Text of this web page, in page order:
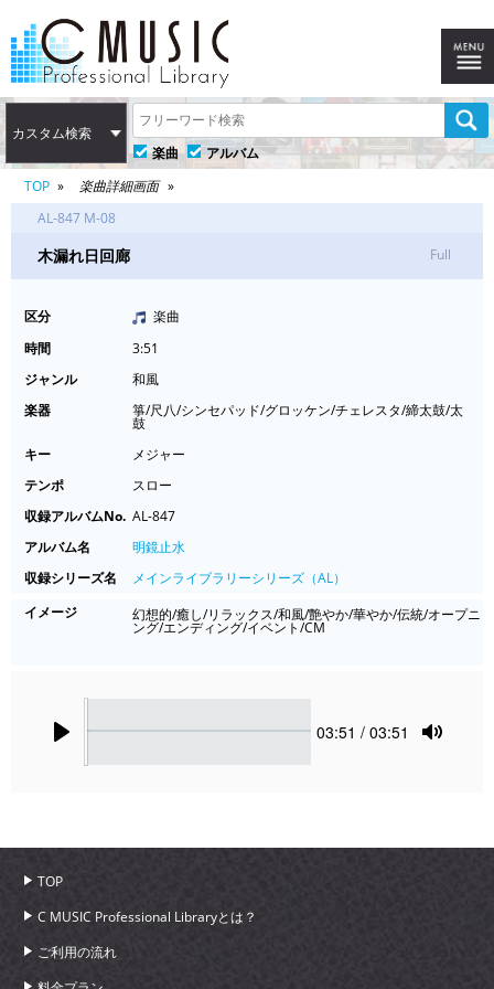
カスタム検索
楽曲
アルバム
TOP
楽曲詳細画面
AL-847 M-08
木漏れ日回廊 Full
区分
楽曲
時間
3:51
ジャンル
和風
楽器
箏/尺八/シンセパッド/グロッケン/チェレスタ/締太鼓/太
鼓
キー
メジャー
テンポ
スロー
収録アルバムNo. AL-847
アルバム名
明鏡止水
収録シリーズ名
メインライブラリーシリーズ（AL）
イメージ
幻想的/癒し/リラックス/和風/艶やか/華やか/伝統/オープニ
ング/エンディング/イベント/CM
Current
03:51 / 03:51
TOP
C MUSIC Professional Libraryとは？
ご利用の流れ